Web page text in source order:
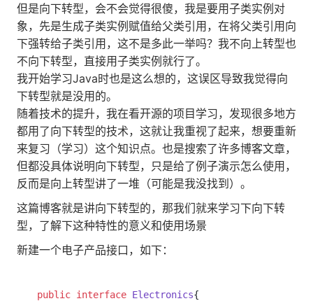
但是向下转型，会不会觉得很傻，我是要用子类实例对
象，先是生成子类实例赋值给父类引用，在将父类引用向
下强转给子类引用，这不是多此一举吗？我不向上转型也
不向下转型，直接用子类实例就行了。
我开始学习Java时也是这么想的，这误区导致我觉得向
下转型就是没用的。
随着技术的提升，我在看开源的项目学习，发现很多地方
都用了向下转型的技术，这就让我重视了起来，想要重新
来复习（学习）这个知识点。也是搜索了许多博客文章，
但都没具体说明向下转型，只是给了例子演示怎么使用，
反而是向上转型讲了一堆（可能是我没找到）。
这篇博客就是讲向下转型的，那我们就来学习下向下转
型，了解下这种特性的意义和使用场景
新建一个电子产品接口，如下：
public interface Electronics{